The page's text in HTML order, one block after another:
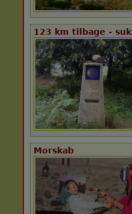
123 km tilbage - suk
Morskab